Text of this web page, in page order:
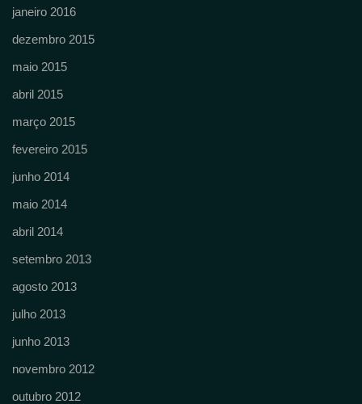
janeiro 2016
dezembro 2015
maio 2015
abril 2015
março 2015
fevereiro 2015
junho 2014
maio 2014
abril 2014
setembro 2013
agosto 2013
julho 2013
junho 2013
novembro 2012
outubro 2012